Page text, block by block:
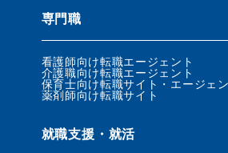
専門職
看護師向け転職エージェント
介護職向け転職エージェント
保育士向け転職サイト・エージェ
薬剤師向け転職サイト
就職支援・就活